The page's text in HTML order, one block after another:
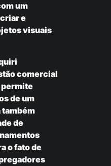
um
e
visuais
comercial
permite
de um
também
de
o fato de